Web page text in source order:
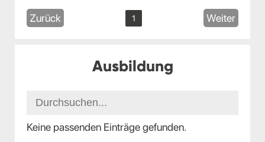
Zurück 1 Weiter
Ausbildung
Keine passenden Einträge gefunden.